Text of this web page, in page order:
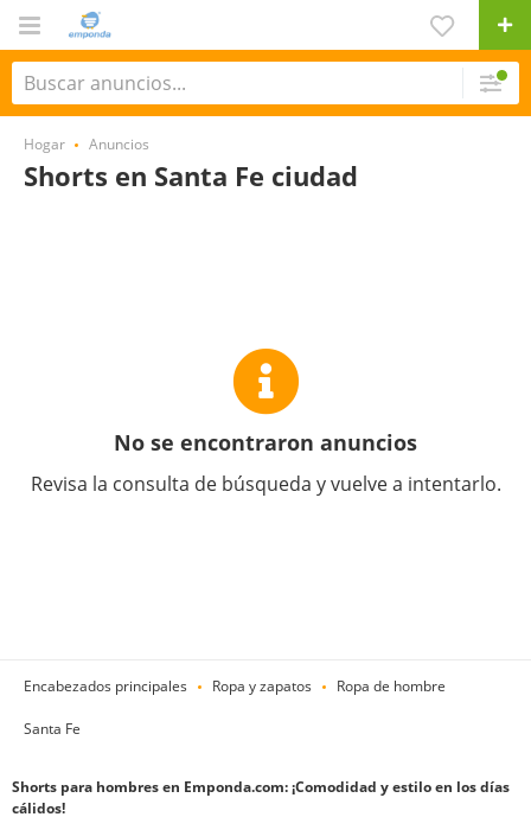
Hogar Anuncios
Shorts en Santa Fe ciudad
No se encontraron anuncios
Revisa la consulta de búsqueda y vuelve a intentarlo.
Encabezados principales Ropa y zapatos Ropa de hombre
Santa Fe
Shorts para hombres en Emponda.com: ¡Comodidad y estilo en los días
cálidos!